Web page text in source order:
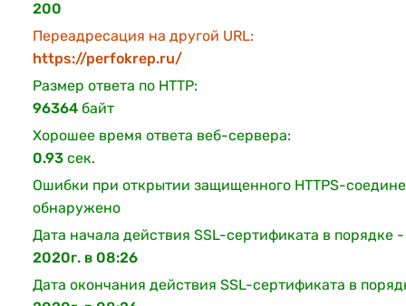
200
Переадресация на другой URL:
https://perfokrep.ru/
Размер ответа по HTTP:
96364 байт
Хорошее время ответа веб-сервера:
0.93 сек.
Ошибки при открытии защищенного HTTPS-
обнаружено
Дата начала действия SSL-сертификата в порядке
2020г. в 08:26
Дата окончания действия SSL-сертификата в